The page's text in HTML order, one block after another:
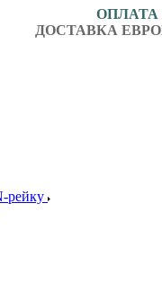
ДОСТАВКА
рейку